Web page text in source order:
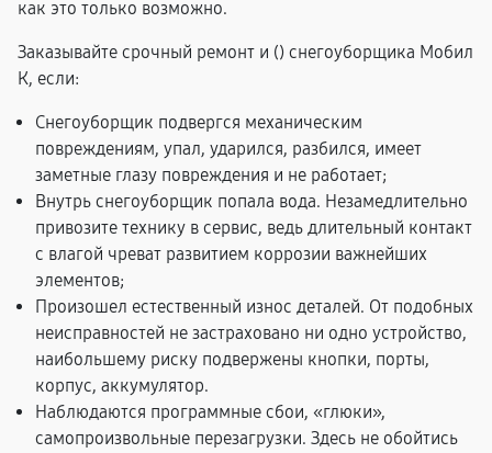
как это только возможно.
Заказывайте срочный ремонт и () снегоуборщика Мобил
К, если:
Снегоуборщик подвергся механическим
повреждениям, упал, ударился, разбился, имеет
заметные глазу повреждения и не работает;
Внутрь снегоуборщик попала вода. Незамедлительно
привозите технику в сервис, ведь длительный контакт
с влагой чреват развитием коррозии важнейших
элементов;
Произошел естественный износ деталей. От подобных
неисправностей не застраховано ни одно устройство,
наибольшему риску подвержены кнопки, порты,
корпус, аккумулятор.
Наблюдаются программные сбои, «глюки»,
самопроизвольные перезагрузки. Здесь не обойтись